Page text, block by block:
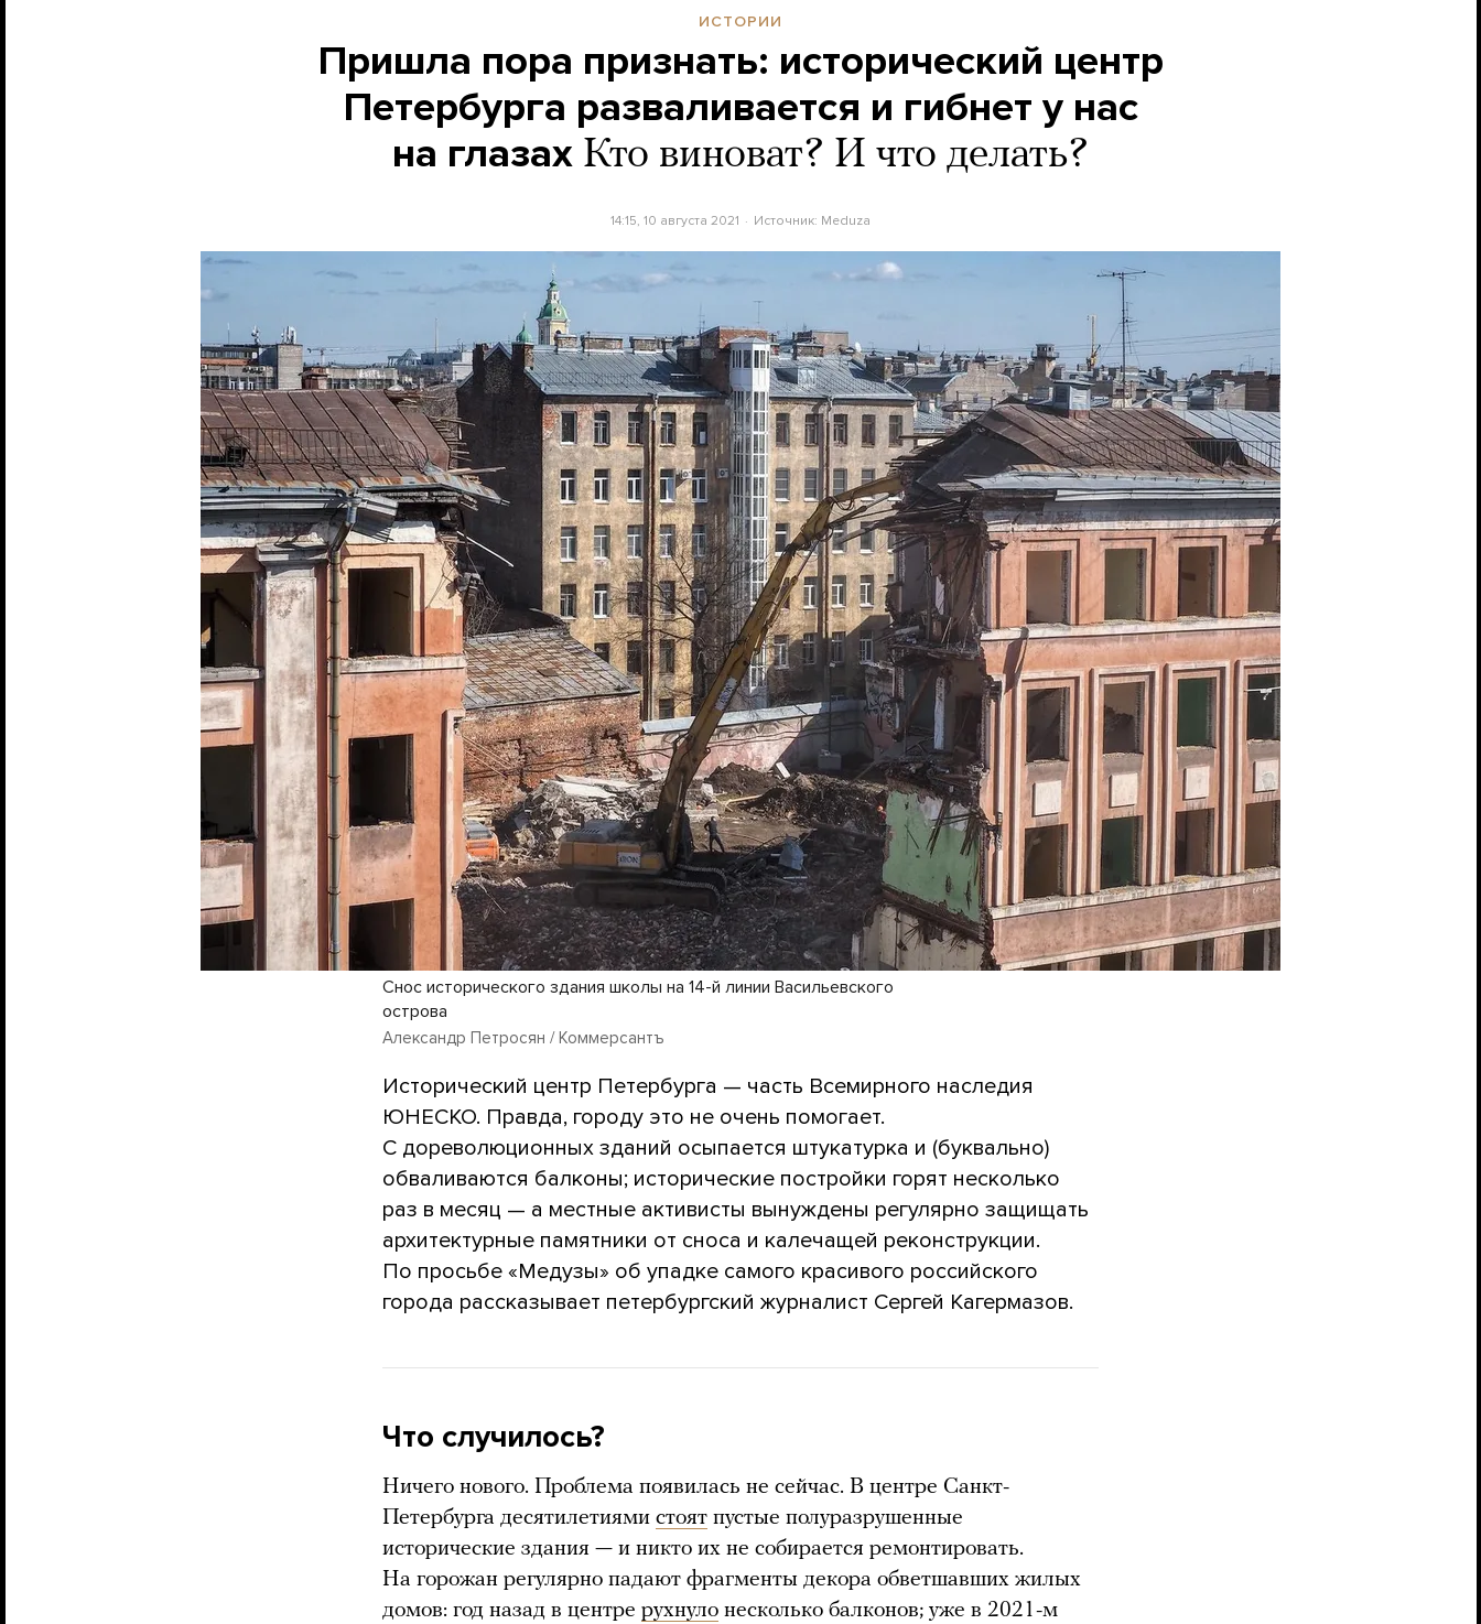
ИСТОРИИ
Пришла пора признать: исторический центр
Петербурга разваливается и гибнет у нас
на глазах Кто виноват? И что делать?
14:15, 10 августа 2021 Источник: Meduza
Снос исторического здания школы на 14-й линии Васильевского
острова
Александр Петросян / Коммерсантъ
Исторический центр Петербурга — часть Всемирного наследия
ЮНЕСКО. Правда, городу это не очень помогает.
С дореволюционных зданий осыпается штукатурка и (буквально)
обваливаются балконы; исторические постройки горят несколько
раз в месяц — а местные активисты вынуждены регулярно защищать
архитектурные памятники от сноса и калечащей реконструкции.
По просьбе «Медузы» об упадке самого красивого российского
города рассказывает петербургский журналист Сергей Кагермазов.
Что случилось?
Ничего нового. Проблема появилась не сейчас. В центре Санкт-
Петербурга десятилетиями стоят пустые полуразрушенные
исторические здания — и никто их не собирается ремонтировать.
На горожан регулярно падают фрагменты декора обветшавших жилых
домов: год назад в центре рухнуло несколько балконов; уже в 2021-м